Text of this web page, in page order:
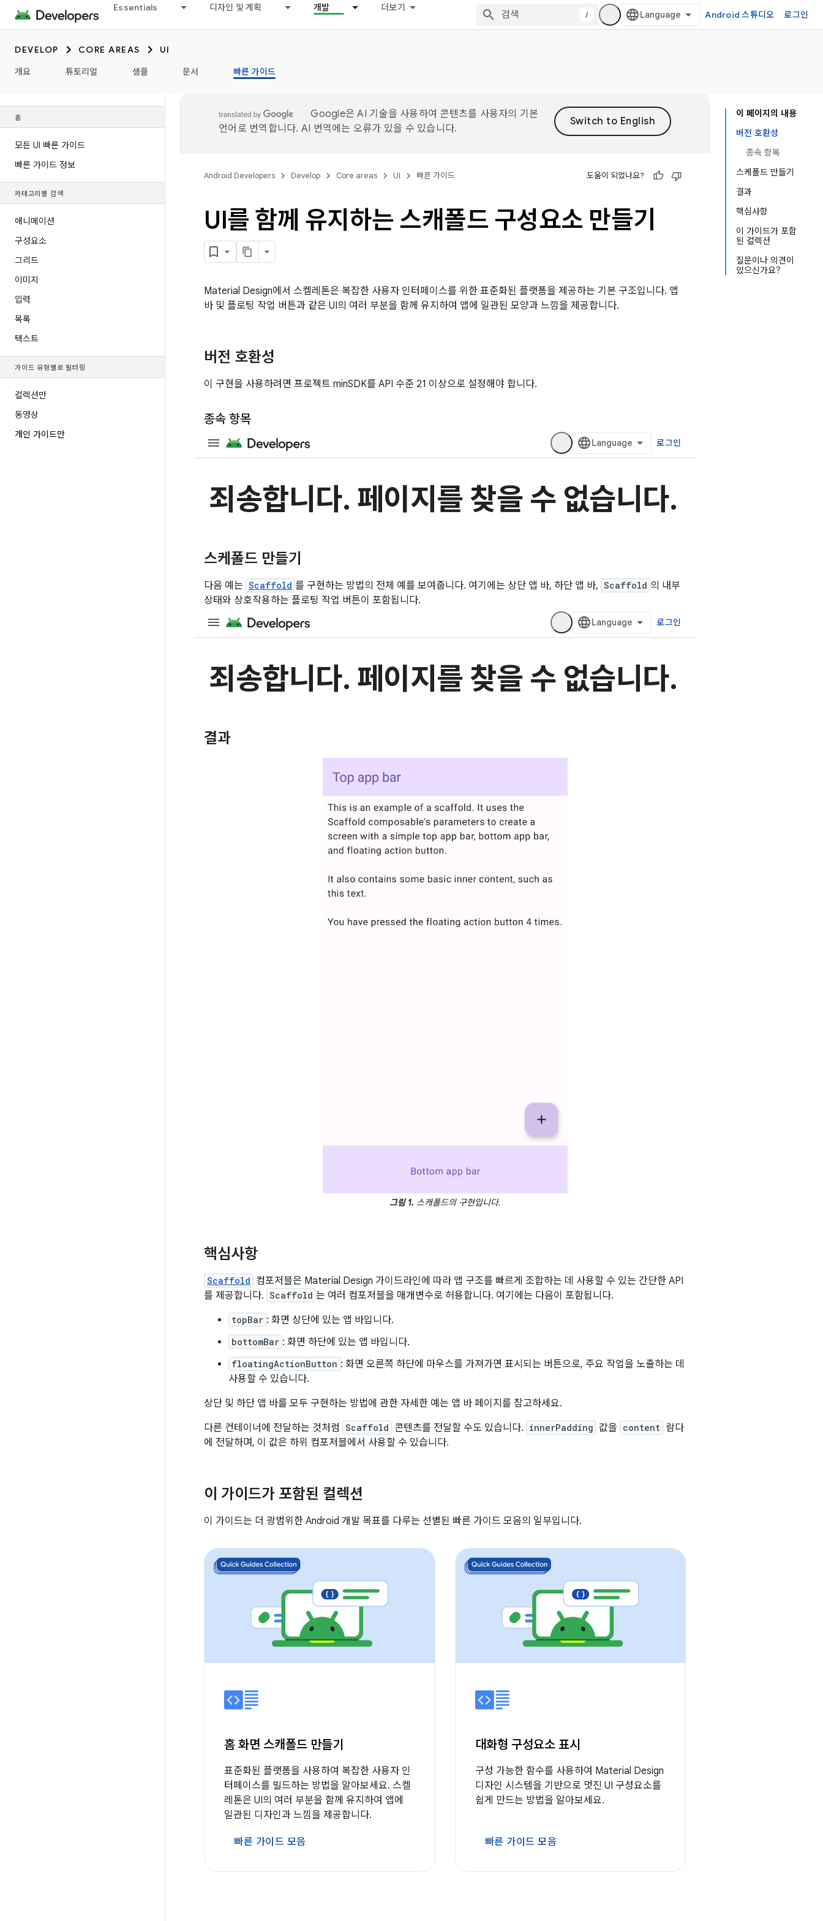
Essentials 디자인 및 계획 개발 더보기
/ Android 스튜디오 로그인
DEVELOP CORE AREAS
UI
개요
튜토리얼 샘플 문서 빠른 가이드
홈
모든 UI 빠른 가이드
빠른 가이드 정보
카테고리별 검색
애니메이션
구성요소
그리드
이미지
입력
목록
텍스트
가이드 유형별로 필터링
컬렉션만
동영상
개인 가이드만
이 페이지의 내용
버전 호환성
종속 항목
스케폴드 만들기
결과
핵심사항
이 가이드가 포함
된 컬렉션
질문이나 의견이
있으신가요?
Google은 AI 기술을 사용하여 콘텐츠를 사용자의 기본
언어로 번역합니다. AI 번역에는 오류가 있을 수 있습니다.
Android Developers Develop Core areas UI 빠른 가이드 도움이 되었나요?
UI를 함께 유지하는 스캐폴드 구성요소 만들기
Material Design에서 스켈레톤은 복잡한 사용자 인터페이스를 위한 표준화된 플랫폼을 제공하는 기본 구조입니다. 앱
바 및 플로팅 작업 버튼과 같은 UI의 여러 부분을 함께 유지하여 앱에 일관된 모양과 느낌을 제공합니다.
버전 호환성
이 구현을 사용하려면 프로젝트 minSDK를 API 수준 21 이상으로 설정해야 합니다.
종속 항목
스케폴드 만들기
다음 예는 Scaffold 를 구현하는 방법의 전체 예를 보여줍니다. 여기에는 상단 앱 바, 하단 앱 바, Scaffold 의 내부
상태와 상호작용하는 플로팅 작업 버튼이 포함됩니다.
결과
그림 1. 스캐폴드의 구현입니다.
핵심사항
Scaffold 컴포저블은 Material Design 가이드라인에 따라 앱 구조를 빠르게 조합하는 데 사용할 수 있는 간단한 API
를 제공합니다. Scaffold 는 여러 컴포저블을 매개변수로 허용합니다. 여기에는 다음이 포함됩니다.
topBar : 화면 상단에 있는 앱 바입니다.
bottomBar : 화면 하단에 있는 앱 바입니다.
floatingActionButton : 화면 오른쪽 하단에 마우스를 가져가면 표시되는 버튼으로, 주요 작업을 노출하는 데
사용할 수 있습니다.
상단 및 하단 앱 바를 모두 구현하는 방법에 관한 자세한 예는 앱 바 페이지를 참고하세요.
다른 컨테이너에 전달하는 것처럼 Scaffold 콘텐츠를 전달할 수도 있습니다. innerPadding 값을 content 람다
에 전달하며, 이 값은 하위 컴포저블에서 사용할 수 있습니다.
이 가이드가 포함된 컬렉션
이 가이드는 더 광범위한 Android 개발 목표를 다루는 선별된 빠른 가이드 모음의 일부입니다.
홈 화면 스캐폴드 만들기
표준화된 플랫폼을 사용하여 복잡한 사용자 인
터페이스를 빌드하는 방법을 알아보세요. 스켈
레톤은 UI의 여러 부분을 함께 유지하여 앱에
일관된 디자인과 느낌을 제공합니다.
빠른 가이드 모음
대화형 구성요소 표시
구성 가능한 함수를 사용하여 Material Design
디자인 시스템을 기반으로 멋진 UI 구성요소를
쉽게 만드는 방법을 알아보세요.
빠른 가이드 모음